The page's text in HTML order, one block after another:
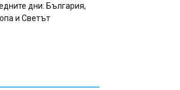
дни: България,
и Светът